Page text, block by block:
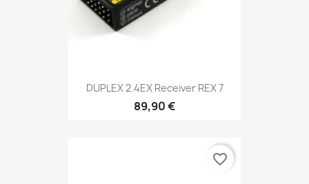
DUPLEX 2.4EX Receiver REX 7
89,90 €
favorite_border